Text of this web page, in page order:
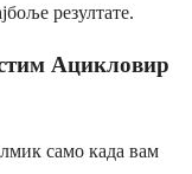
резултате.
Ацикловир
само када вам